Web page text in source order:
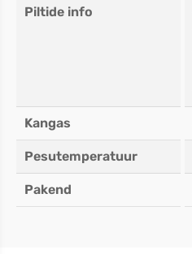
Piltide info
Kangas
Pesutemperatuur
Pakend